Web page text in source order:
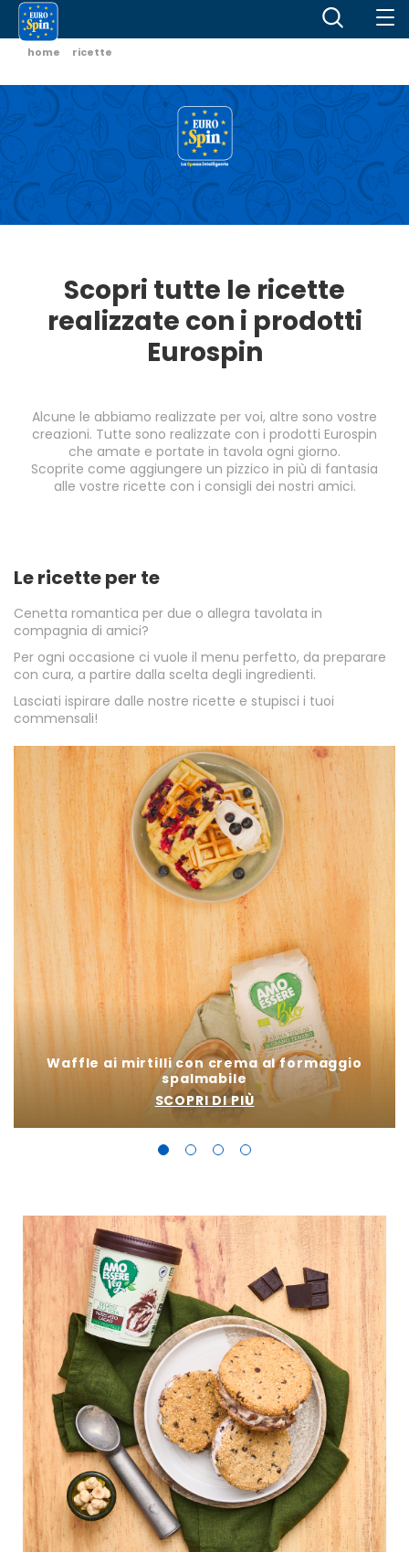
home ricette
Scopri tutte le ricette
realizzate con i prodotti
Eurospin
Alcune le abbiamo realizzate per voi, altre sono vostre
creazioni. Tutte sono realizzate con i prodotti Eurospin
che amate e portate in tavola ogni giorno.
Scoprite come aggiungere un pizzico in più di fantasia
alle vostre ricette con i consigli dei nostri amici.
Le ricette per te
Cenetta romantica per due o allegra tavolata in
compagnia di amici?
Per ogni occasione ci vuole il menu perfetto, da preparare
con cura, a partire dalla scelta degli ingredienti.
Lasciati ispirare dalle nostre ricette e stupisci i tuoi
commensali!
Waffle ai mirtilli con crema al formaggio
spalmabile
SCOPRI DI PIÙ